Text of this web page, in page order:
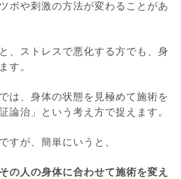
ボや刺激の方法が変わることがあ
、ストレスで悪化する方でも、身
す。
は、身体の状態を見極めて施術を
論治」という考え方で捉えます。
すが、簡単にいうと、
の人の身体に合わせて施術を変え